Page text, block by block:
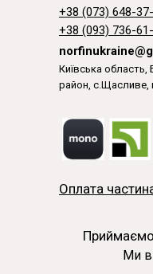
Київська область,
район, с.Щасливе,
Ми
+38 (073) 648-
+38 (093) 736-
Оплата